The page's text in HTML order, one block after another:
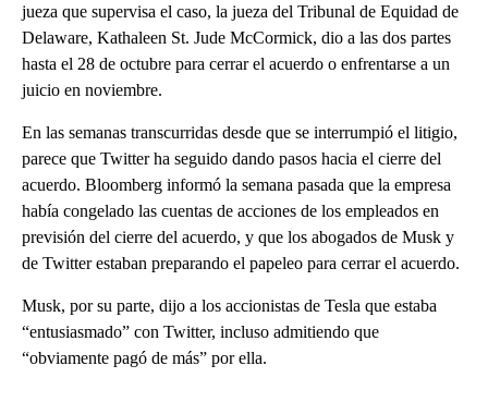
jueza que supervisa el caso, la jueza del Tribunal de Equidad de
Delaware, Kathaleen St. Jude McCormick, dio a las dos partes
hasta el 28 de octubre para cerrar el acuerdo o enfrentarse a un
juicio en noviembre.
En las semanas transcurridas desde que se interrumpió el litigio,
parece que Twitter ha seguido dando pasos hacia el cierre del
acuerdo. Bloomberg informó la semana pasada que la empresa
había congelado las cuentas de acciones de los empleados en
previsión del cierre del acuerdo, y que los abogados de Musk y
de Twitter estaban preparando el papeleo para cerrar el acuerdo.
Musk, por su parte, dijo a los accionistas de Tesla que estaba
“entusiasmado” con Twitter, incluso admitiendo que
“obviamente pagó de más” por ella.